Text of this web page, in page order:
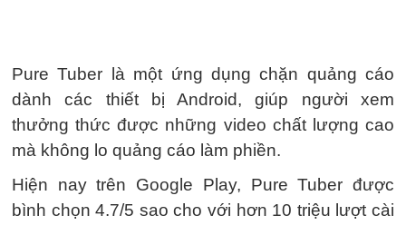
Pure Tuber là một ứng dụng chặn quảng cáo
dành các thiết bị Android, giúp người xem
thưởng thức được những video chất lượng cao
mà không lo quảng cáo làm phiền.
Hiện nay trên Google Play, Pure Tuber được
bình chọn 4.7/5 sao cho với hơn 10 triệu lượt cài